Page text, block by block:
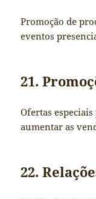
Promoção de
eventos
21.
Ofertas
aumentar as
22.